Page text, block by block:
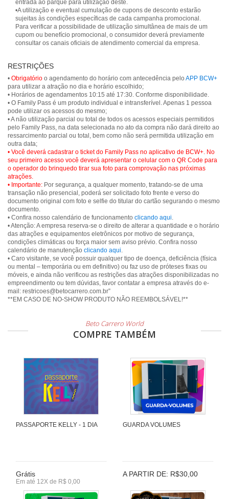
entrada ao parque para utilização deste.
•A utilização e eventual cumulação de cupons de desconto estarão
sujeitas às condições específicas de cada campanha promocional.
Para verificar a possibilidade de utilização simultânea de mais de um
cupom ou benefício promocional, o consumidor deverá previamente
consultar os canais oficiais de atendimento comercial da empresa.
RESTRIÇÕES
• Obrigatório o agendamento do horário com antecedência pelo APP BCW+
para utilizar a atração no dia e horário escolhido;
• Horários de agendamentos 10:15 até 17:30. Conforme disponibilidade.
• O Family Pass é um produto individual e intransferível. Apenas 1 pessoa
pode utilizar os acessos do mesmo;
• A não utilização parcial ou total de todos os acessos especiais permitidos
pelo Family Pass, na data selecionada no ato da compra não dará direito ao
ressarcimento parcial ou total, bem como não será permitida utilização em
• Você deverá cadastrar o ticket do Family Pass no aplicativo de BCW+. No
seu primeiro acesso você deverá apresentar o celular com o QR Code para
o operador do brinquedo tirar sua foto para comprovação nas próximas
atrações.
• Importante: Por segurança, a qualquer momento, tratando-se de uma
transação não presencial, poderá ser solicitado foto frente e verso do
documento original com foto e selfie do titular do cartão segurando o mesmo
documento.
• Confira nosso calendário de funcionamento clicando aqui.
• Atenção: A empresa reserva-se o direito de alterar a quantidade e o horário
das atrações e equipamentos eletrônicos por motivo de segurança,
condições climáticas ou força maior sem aviso prévio. Confira nosso
calendário de manutenção clicando aqui.
• Caro visitante, se você possuir qualquer tipo de doença, deficiência (física
ou mental – temporária ou em definitivo) ou faz uso de próteses fixas ou
móveis, e ainda não verificou as restrições das atrações disponibilizadas no
empreendimento ou tem dúvidas, favor contatar a empresa através do e-
mail: restricoes@betocarrero.com.br”
**EM CASO DE NO-SHOW PRODUTO NÃO REEMBOLSÁVEL!**
Beto Carrero World
COMPRE TAMBÉM
PASSAPORTE KELLY - 1 DIA
Grátis
Em até 12X de R$ 0,00
GUARDA VOLUMES
A PARTIR DE: R$30,00